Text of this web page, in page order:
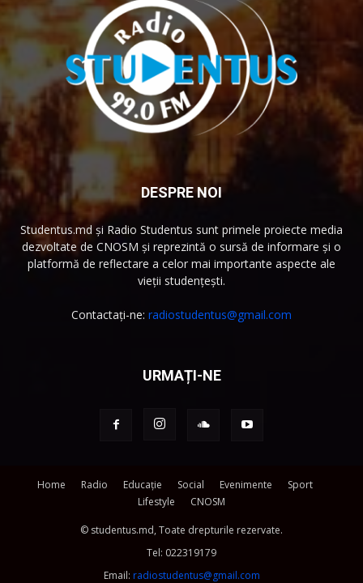
DESPRE NOI
Studentus.md și Radio Studentus sunt primele proiecte media
dezvoltate de CNOSM și reprezintă o sursă de informare și o
platformă de reflectare a celor mai importante aspecte ale
vieții studențești.
Contactați-ne: radiostudentus@gmail.com
URMAȚI-NE
Home Radio Educație Social Evenimente
Sport
Lifestyle
CNOSM
© studentus.md, Toate drepturile rezervate.
Tel: 022319179
Email: radiostudentus@gmail.com